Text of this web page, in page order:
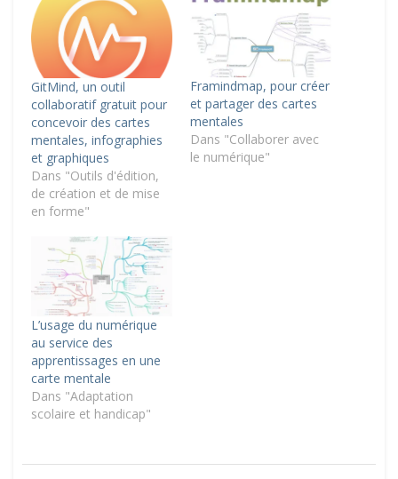
GitMind, un outil
collaboratif gratuit pour
concevoir des cartes
mentales, infographies
et graphiques
Dans "Outils d'édition,
de création et de mise
en forme"
Framindmap, pour créer
et partager des cartes
mentales
Dans "Collaborer avec
le numérique"
L’usage du numérique
au service des
apprentissages en une
carte mentale
Dans "Adaptation
scolaire et handicap"